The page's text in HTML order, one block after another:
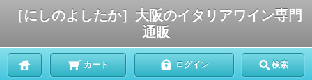
［にしのよしたか］大阪のイタリアワイン専門
通販
カート ログイン 検索